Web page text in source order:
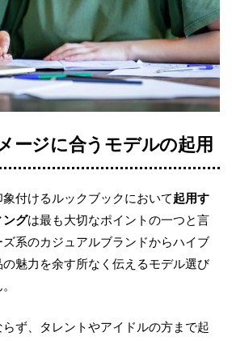
ージに合うモデルの起用
付けるルックブックにおいて起用す
ングは最も大切なポイントの一つと言
系のカジュアルブランドからハイブ
の魅力を余す所なく伝えるモデル選び
ず、タレントやアイドルの方まで起